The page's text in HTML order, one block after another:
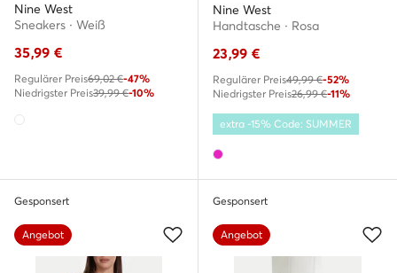
Nine West
Sneakers · Weiß
35,99 €
Regulärer Preis69,02 €-47%
Niedrigster Preis39,99 €-10%
Nine West
Handtasche · Rosa
23,99 €
Regulärer Preis49,99 €-52%
Niedrigster Preis26,99 €-11%
extra -15% Code: SUMMER
Gesponsert
Angebot
Gesponsert
Angebot